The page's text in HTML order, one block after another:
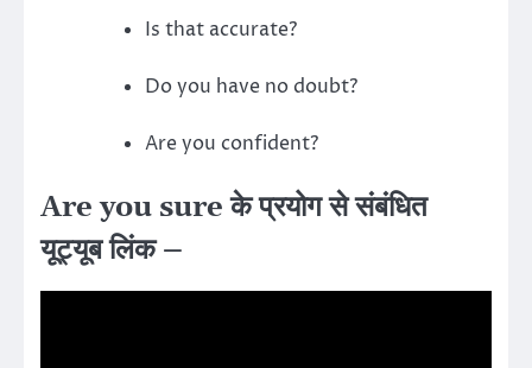
Is that accurate?
Do you have no doubt?
Are you confident?
Are you sure के प्रयोग से संबंधित
यूट्यूब लिंक –